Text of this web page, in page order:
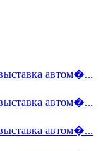
автом�...
автом�...
автом�...